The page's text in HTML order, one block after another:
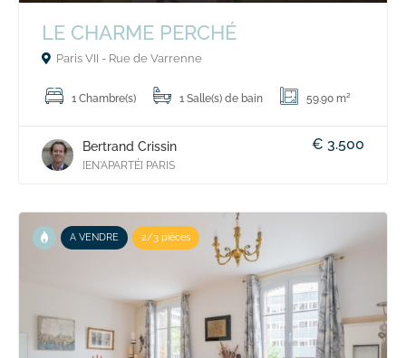
LE CHARME PERCHÉ
Paris VII - Rue de Varrenne
1 Chambre(s) 1 Salle(s) de bain 59.90 m²
Bertrand Crissin
[EN'APARTÉ] PARIS
€ 3.500
A VENDRE 2/3 pièces